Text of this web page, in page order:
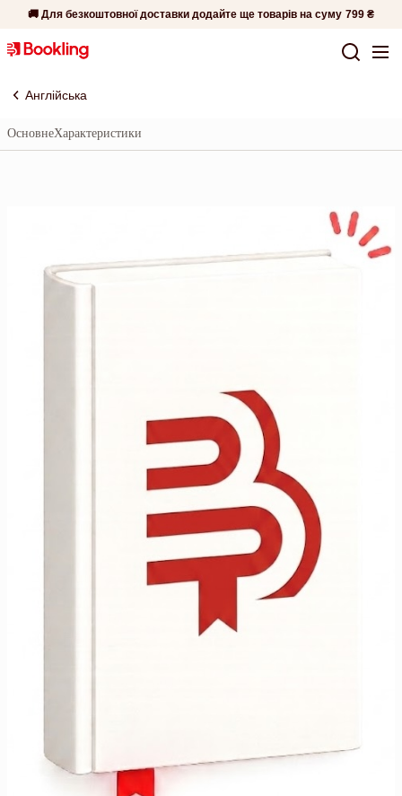
🚚 Для безкоштовної доставки додайте ще товарів на суму 799 ₴
Англійська
ОсновнеХарактеристики